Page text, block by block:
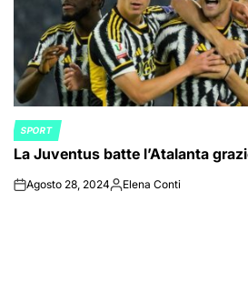
POSTED
IN
SPORT
La Juventus batte l’Atalanta
onAgosto 28, 2024Posted
Elena Conti